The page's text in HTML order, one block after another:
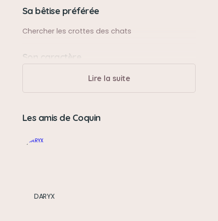
Sa bêtise préférée
Chercher les crottes des chats
Son caractère
Gratter comme un grizzli
Lire la suite
Les amis de Coquin
DARYX